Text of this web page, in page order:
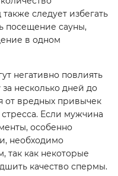
следует избегать
посещение сауны,
в одном
негативно повлиять
за несколько дней до
от вредных привычек
Если мужчина
особенно
необходимо
так как некоторые
качество спермы.